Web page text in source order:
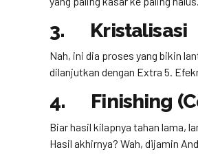
3. Kristalisasi
Nah, ini dia proses yang bikin
dilanjutkan dengan Extra 5.
4. Finishing
Biar hasil kilapnya tahan lama,
Hasil akhirnya? Wah, dijamin